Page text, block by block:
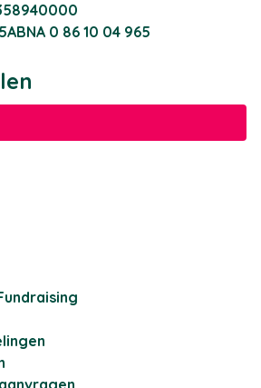
0 86 10 04 965